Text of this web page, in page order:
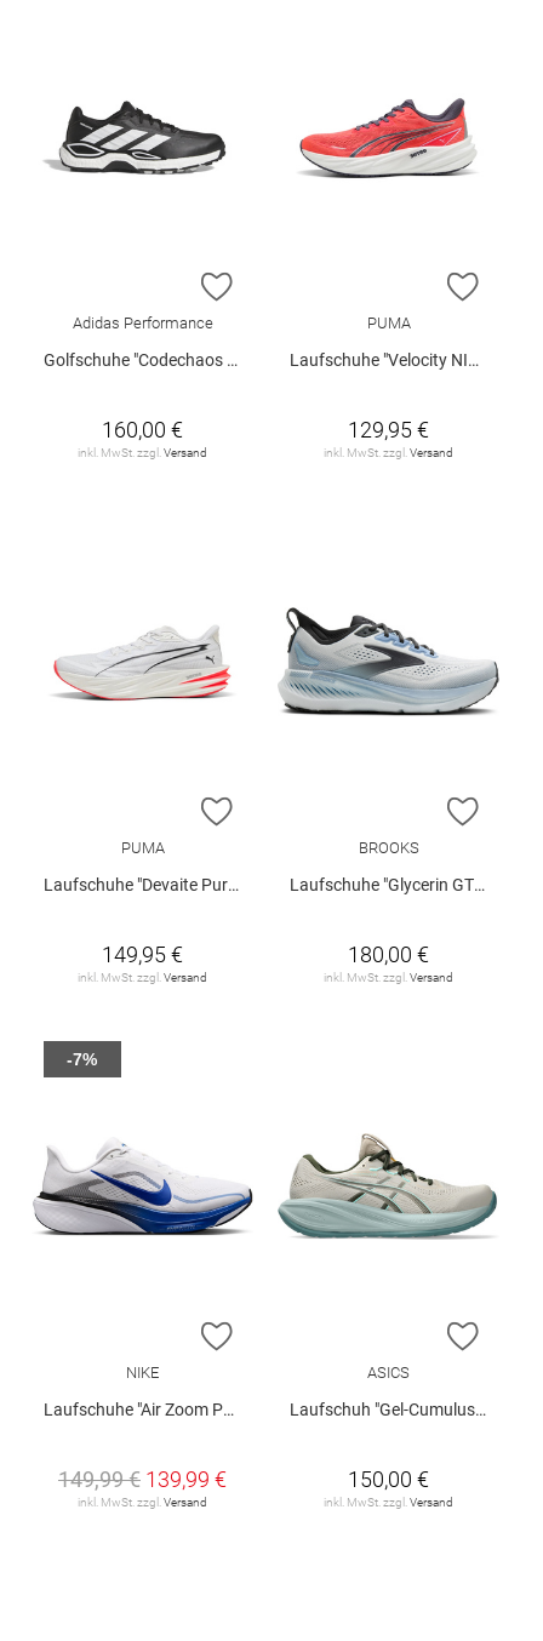
ZUR WUNSCHLISTE HINZUFÜGEN
Adidas Performance
Golfschuhe "Codechaos 27 Spikeless"
160,00 €
inkl. MwSt. zzgl.Versand
ZUR
PUMA
Laufschuhe "Velocity NITRO 5"
129,95 €
inkl. MwSt. zzgl.Versand
ZUR WUNSCHLISTE HINZUFÜGEN
PUMA
Laufschuhe "Devaite Pure NITRO™"
149,95 €
inkl. MwSt. zzgl. Versand
ZUR
BROOKS
Laufschuhe "Glycerin GTS 23"
180,00 €
inkl. MwSt. zzgl. Versand
ZUR WUNSCHLISTE HINZUFÜGEN
NIKE
Laufschuhe "Air Zoom Pegasus 42"
149,99 € 139,99 €
inkl. MwSt. zzgl. Versand
-7%
ZUR
ASICS
Laufschuh "Gel-Cumulus 28"
150,00 €
inkl. MwSt. zzgl. Versand